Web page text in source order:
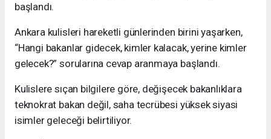
başlandı.
Ankara kulisleri hareketli günlerinden birini yaşarken,
“Hangi bakanlar gidecek, kimler kalacak, yerine kimler
gelecek?” sorularına cevap aranmaya başlandı.
Kulislere sıçan bilgilere göre, değişecek bakanlıklara
teknokrat bakan değil, saha tecrübesi yüksek siyasi
isimler geleceği belirtiliyor.